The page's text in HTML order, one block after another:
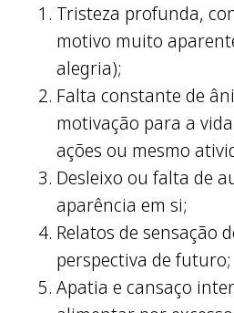
Tristeza profunda,
motivo muito
alegria);
Falta constante de
motivação para a
ações ou mesmo
Desleixo ou falta de
aparência em si;
Relatos de sensação
perspectiva de futuro;
Apatia e cansaço